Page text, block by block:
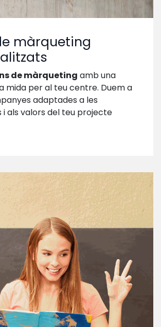
màrqueting
de màrqueting amb una
mida per al teu centre. Duem a
adaptades a les
i als valors del teu projecte